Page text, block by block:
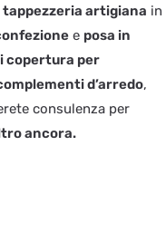
tappezzeria artigiana in
e posa in
copertura per
d’arredo,
consulenza per
ancora.